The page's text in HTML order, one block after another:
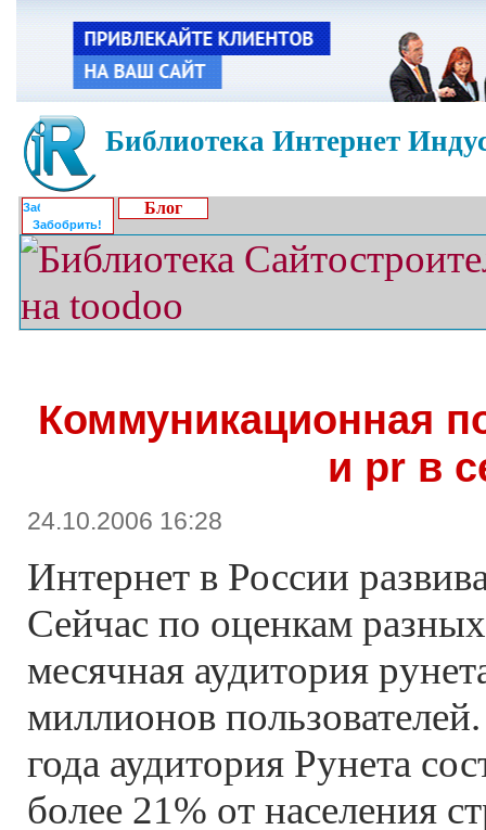
Библиотека Интернет
Забобрить!
Блог
Коммуникационная
и pr в
24.10.2006 16:28
Интернет в России
Сейчас по оценкам
месячная аудитория
миллионов
года аудитория Рунета
более 21% от населения